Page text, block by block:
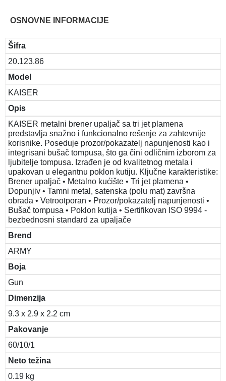
OSNOVNE INFORMACIJE
Šifra
20.123.86
Model
KAISER
Opis
KAISER metalni brener upaljač sa tri jet plamena
predstavlja snažno i funkcionalno rešenje za zahtevnije
korisnike. Poseduje prozor/pokazatelj napunjenosti kao i
integrisani bušač tompusa, što ga čini odličnim izborom za
ljubitelje tompusa. Izrađen je od kvalitetnog metala i
upakovan u elegantnu poklon kutiju. Ključne karakteristike:
Brener upaljač • Metalno kućište • Tri jet plamena •
Dopunjiv • Tamni metal, satenska (polu mat) završna
obrada • Vetrootporan • Prozor/pokazatelj napunjenosti •
Bušač tompusa • Poklon kutija • Sertifikovan ISO 9994 -
bezbednosni standard za upaljače
Brend
ARMY
Boja
Gun
Dimenzija
9.3 x 2.9 x 2.2 cm
Pakovanje
60/10/1
Neto težina
0.19 kg